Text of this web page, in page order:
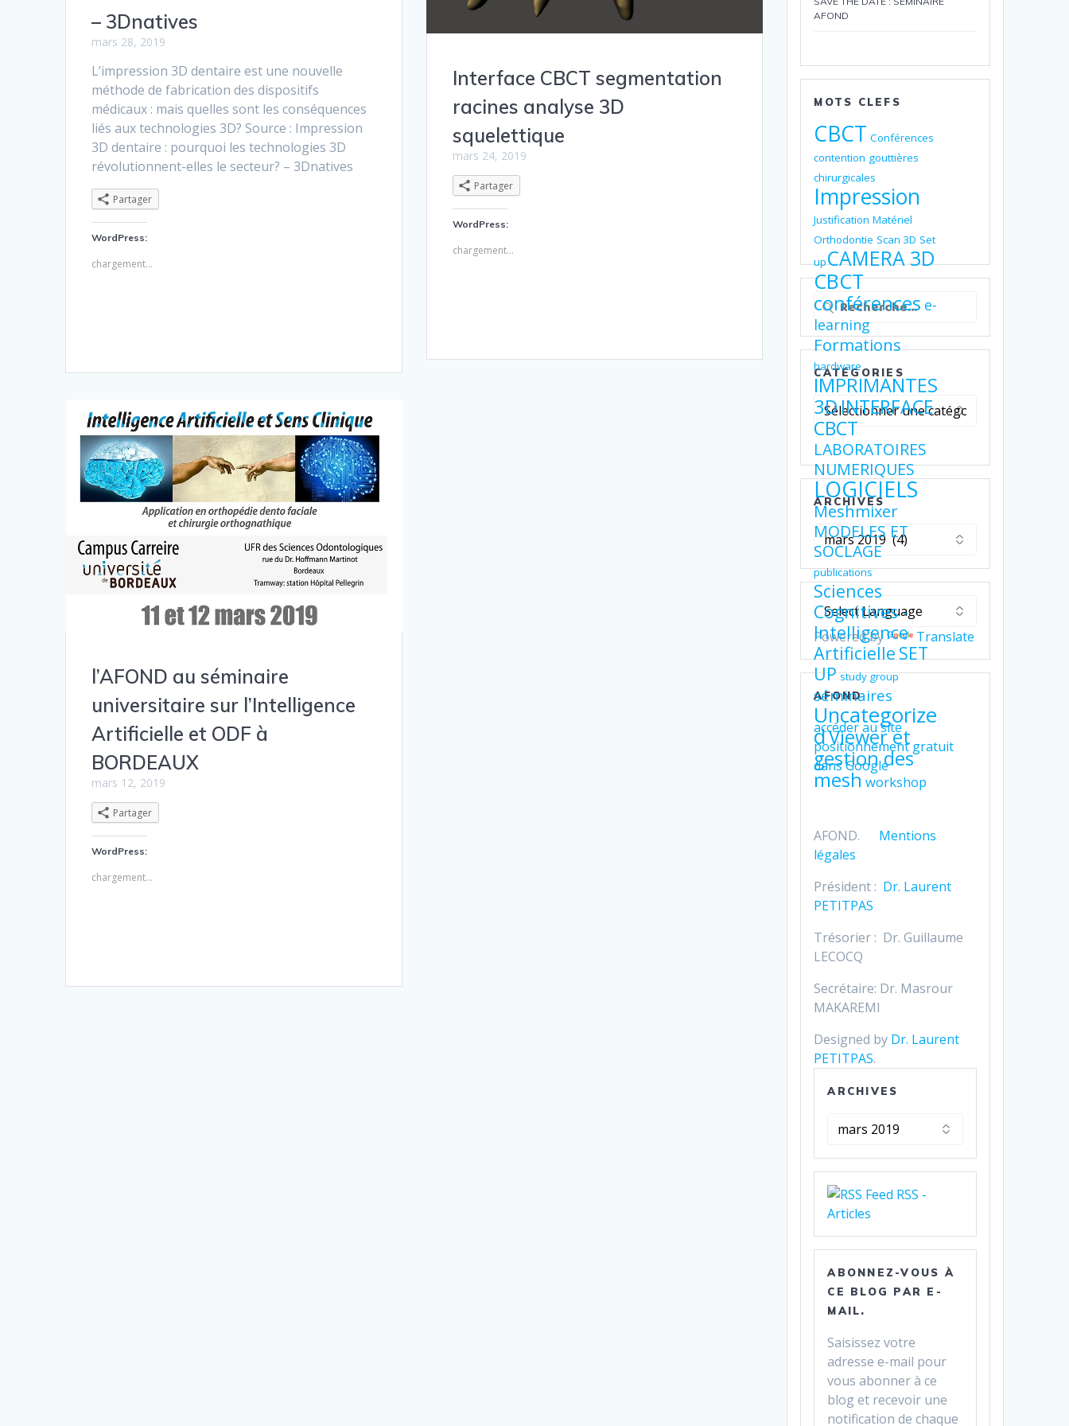
– 3Dnatives
mars 28, 2019
L’impression 3D dentaire est une nouvelle
méthode de fabrication des dispositifs
médicaux : mais quelles sont les conséquences
liés aux technologies 3D? Source : Impression
3D dentaire : pourquoi les technologies 3D
révolutionnent-elles le secteur? – 3Dnatives
Partager
WordPress:
chargement…
Interface CBCT segmentation
racines analyse 3D
squelettique
mars 24, 2019
Partager
WordPress:
chargement…
l’AFOND au séminaire
universitaire sur l’Intelligence
Artificielle et ODF à
BORDEAUX
mars 12, 2019
Partager
WordPress:
chargement…
AFOND
MOTS CLEFS
CBCT Conférences
contention gouttières
chirurgicales
Impression
Justification Matériel
Orthodontie Scan 3D Set
upCAMERA 3D
CBCT
conférences e-
learning
Formations
hardware
IMPRIMANTES
3DINTERFACE
CBCT
LABORATOIRES
NUMERIQUES
LOGICIELS
Meshmixer
MODELES ET
SOCLAGE
publications
Sciences
Cognitives -
Intelligence
ArtificielleSET
UP study group
séminaires
Uncategorize
dViewer et
gestion des
mesh workshop
Recherche
pour
:
CATÉGORIES
Catégories
ARCHIVES
Archives
Powered by Translate
AFOND
accéder au site
positionnement gratuit
dans Google
AFOND. Mentions
légales
Président : Dr. Laurent
PETITPAS
Trésorier : Dr. Guillaume
LECOCQ
Secrétaire: Dr. Masrour
MAKAREMI
Designed by Dr. Laurent
PETITPAS.
ARCHIVES
Archives
RSS -
Articles
ABONNEZ-VOUS À
CE BLOG PAR E-
MAIL.
Saisissez votre
adresse e-mail pour
vous abonner à ce
blog et recevoir une
notification de chaque